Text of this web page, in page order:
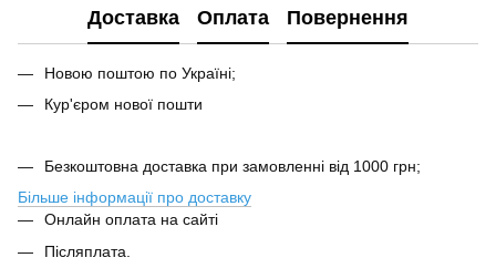
Доставка Оплата Повернення
Новою поштою по Україні;
Кур'єром нової пошти
Безкоштовна доставка при замовленні від 1000 грн;
Більше інформації про доставку
Онлайн оплата на сайті
Післяплата.